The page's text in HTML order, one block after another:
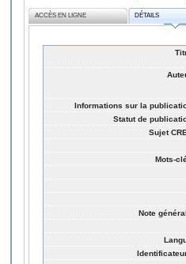
ACCÈS EN LIGNE DÉTAILS
Informations sur la
Statut de
Sujet
Mots-
Note